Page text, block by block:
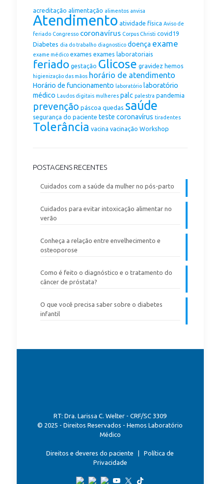
acreditação alimentação alimentos anvisa
Atendimento atividade física Aviso de
feriado Congresso coronavírus Corpus Christi covid19
Diabetes dia do trabalho diagnostico doença exame
exame médico exames exames laboratoriais
feriado gestação Glicose gravidez hemos
higienização das mãos horário de atendimento
Horário de funcionamento laboratório laboratório
médico
Laudos digitais mulheres palc palestra pandemia
prevenção páscoa quedas saúde
segurança do paciente teste coronavírus tiradentes
Tolerância vacina vacinação Workshop
POSTAGENS RECENTES
Cuidados com a saúde da mulher no pós-parto
Cuidados para evitar intoxicação alimentar no
verão
Conheça a relação entre envelhecimento e
osteoporose
Como é feito o diagnóstico e o tratamento do
câncer de próstata?
O que você precisa saber sobre o diabetes
infantil
RT: Dra. Larissa C. Welter - CRF/SC 3309
© 2025 - Direitos Reservados - Hemos Laboratório
Médico
Direitos e deveres do paciente
Política de
Privacidade